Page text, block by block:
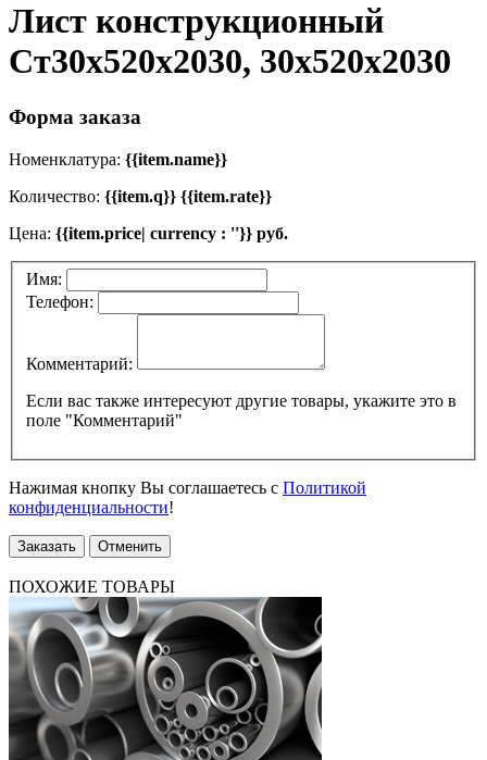
Лист конструкционный
Ст30х520х2030, 30х520х2030
Форма заказа
Номенклатура: {{item.name}}
Количество: {{item.q}} {{item.rate}}
Цена: {{item.price| currency : ''}} руб.
Имя:
Телефон:
Комментарий:
Если вас также интересуют другие товары, укажите это в
поле "Комментарий"
Нажимая кнопку Вы соглашаетесь с Политикой
конфиденциальности!
Заказать Отменить
ПОХОЖИЕ ТОВАРЫ